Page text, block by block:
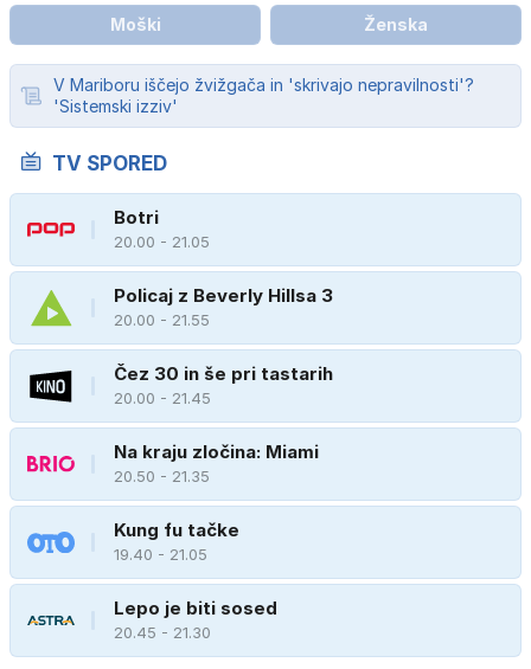
Moški Ženska
V Mariboru iščejo žvižgača in 'skrivajo nepravilnosti'?
'Sistemski izziv'
TV SPORED
Botri
20.00 - 21.05
Policaj z Beverly Hillsa 3
20.00 - 21.55
Čez 30 in še pri tastarih
20.00 - 21.45
Na kraju zločina: Miami
20.50 - 21.35
Kung fu tačke
19.40 - 21.05
Lepo je biti sosed
20.45 - 21.30